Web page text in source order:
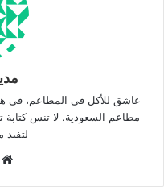
عاشق للأكل في المطاعم، في
مطاعم السعودية. لا تنس كتابة